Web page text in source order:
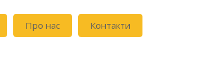
Про нас Контакти